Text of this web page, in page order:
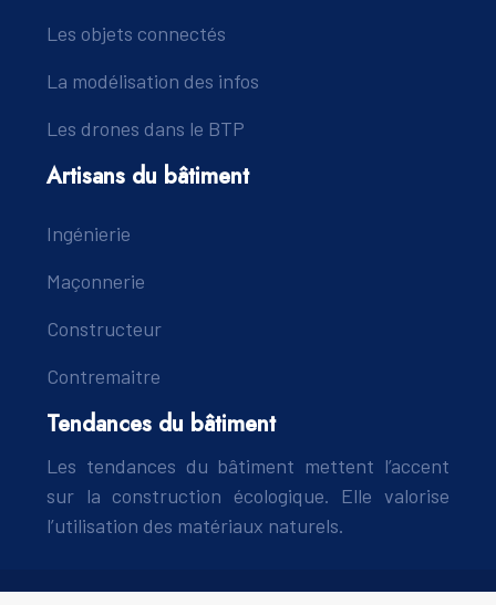
Les objets connectés
La modélisation des infos
Les drones dans le BTP
Artisans du bâtiment
Ingénierie
Maçonnerie
Constructeur
Contremaitre
Tendances du bâtiment
Les tendances du bâtiment mettent l’accent
sur la construction écologique. Elle valorise
l’utilisation des matériaux naturels.